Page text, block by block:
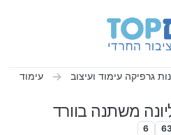
גרפיקה עימוד ועיצוב
עימוד
משתנה בוורד
6